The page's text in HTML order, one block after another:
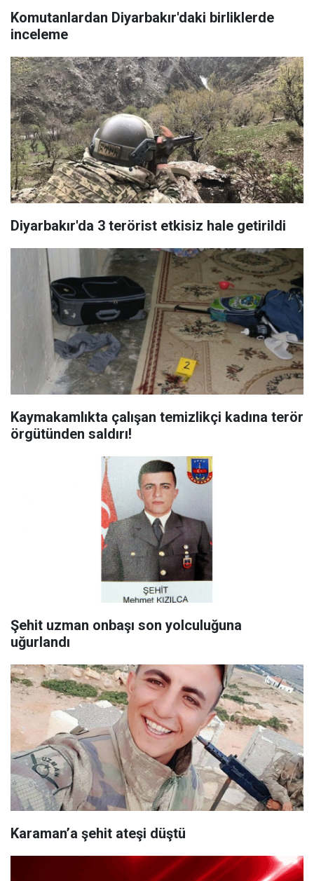
Komutanlardan Diyarbakır'daki birliklerde
inceleme
Diyarbakır'da 3 terörist etkisiz hale getirildi
Kaymakamlıkta çalışan temizlikçi kadına terör
örgütünden saldırı!
Şehit uzman onbaşı son yolculuğuna
uğurlandı
Karaman’a şehit ateşi düştü